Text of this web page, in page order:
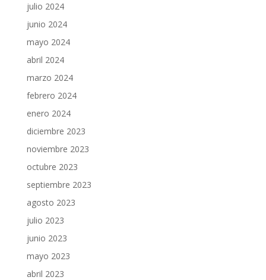
julio 2024
junio 2024
mayo 2024
abril 2024
marzo 2024
febrero 2024
enero 2024
diciembre 2023
noviembre 2023
octubre 2023
septiembre 2023
agosto 2023
julio 2023
junio 2023
mayo 2023
abril 2023